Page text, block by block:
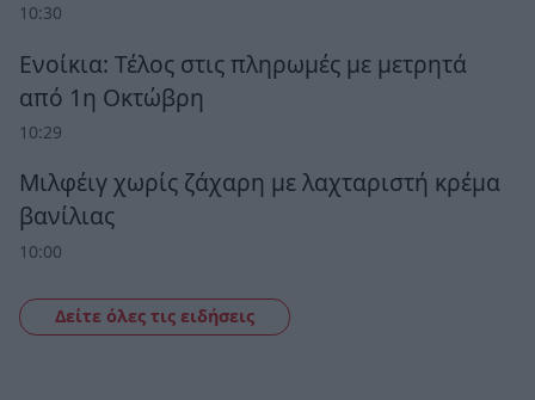
10:30
Ενοίκια: Τέλος στις πληρωμές με μετρητά
από 1η Οκτώβρη
10:29
Μιλφέιγ χωρίς ζάχαρη με λαχταριστή κρέμα
βανίλιας
10:00
Δείτε όλες τις ειδήσεις